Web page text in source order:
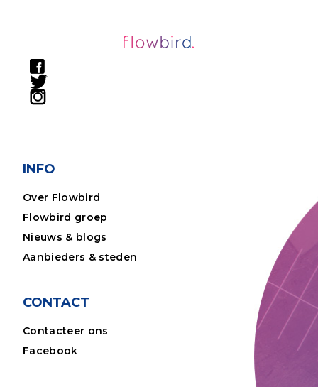
INFO
Over Flowbird
Flowbird groep
Nieuws & blogs
Aanbieders & steden
CONTACT
Contacteer ons
Facebook